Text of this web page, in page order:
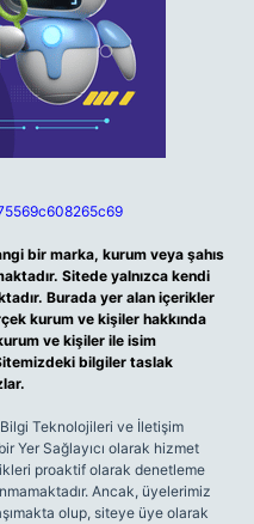
bir marka, kurum veya şahıs
Sitede yalnızca kendi
Burada yer alan içerikler
kurum ve kişiler hakkında
ve kişiler ile isim
bilgiler taslak
Teknolojileri ve İletişim
Yer Sağlayıcı olarak hizmet
proaktif olarak denetleme
Ancak, üyelerimiz
olup, siteye üye olarak